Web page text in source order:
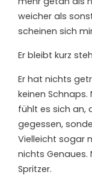
weicher als
scheinen sich
Er bleibt kurz
Er hat nichts
keinen Schnaps.
fühlt es sich an,
gegessen,
Vielleicht sogar
nichts Genaues.
Spritzer.